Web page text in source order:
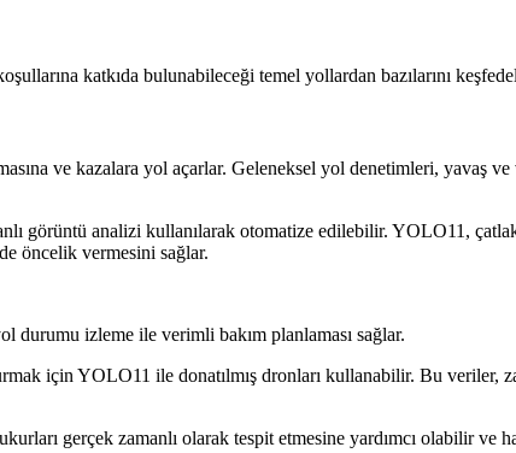
katkıda bulunabileceği temel yollardan bazılarını
ve kazalara yol açarlar. Geleneksel yol denetimleri, yavaş
görüntü analizi kullanılarak otomatize edilebilir. YOLO11,
öncelik vermesini sağlar.
izleme ile verimli bakım planlaması sağlar.
için YOLO11 ile donatılmış dronları kullanabilir. Bu veriler,
gerçek zamanlı olarak tespit etmesine yardımcı olabilir ve